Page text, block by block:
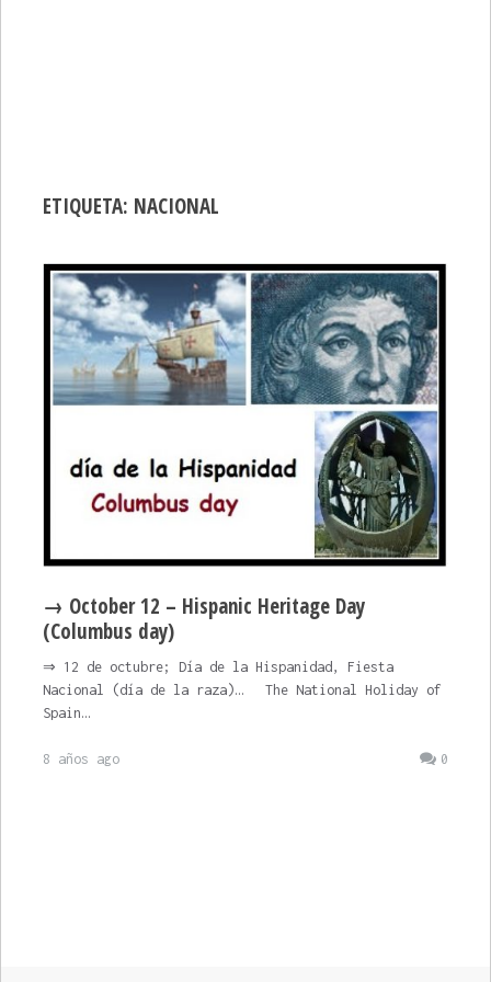
ETIQUETA: NACIONAL
→ October 12 – Hispanic Heritage Day
(Columbus day)
⇒ 12 de octubre; Día de la Hispanidad, Fiesta
Nacional (día de la raza)… The National Holiday of
Spain…
0
8 años ago